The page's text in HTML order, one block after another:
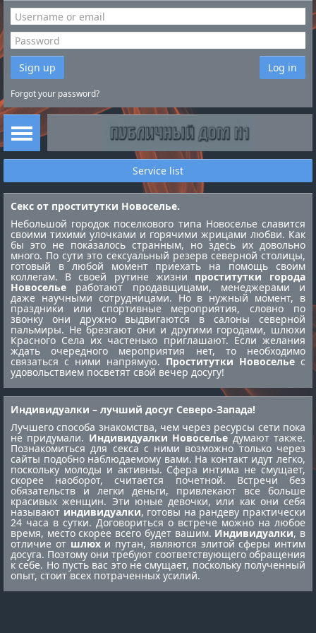
Sign up Log in
Forgot your password?
Service list
Секс от проститутки Новоселье.
Небольшой городок поселкового типа Новоселье славится
своими тихими улочками и горячими жрицами любви. Как
бы это не показалось странным, но здесь их довольно
много. По сути это сексуальный резерв северной столицы,
готовый в любой момент приехать на помощь своим
коллегам. В своей рутине жизни проститутки города
Новоселье работают продавщицами, менеджерами и
даже научными сотрудницами. Но в нужный момент, в
праздники или спортивные мероприятия, словно по
звонку они дружно выдвигаются в салоны северной
пальмиры. Не брезгают они и другими городами, шлюхи
Красного Села их частенько приглашают. Если желания
ждать очередного мероприятия нет, то необходимо
связаться с ними напрямую. Проститутки Новоселье с
удовольствием посветят свой вечер досугу!
Индивидуалки – лучший досуг Северо-Запада!
Лучшего способа знакомства, чем через ресурсы сети пока
не придумали. Индивидуалки Новоселье думают также.
Познакомиться для секса с ними возможно только через
сайты подобно наблюдаемому вами. На контакт идут легко,
поскольку молоды и активны. Сфера интима не смущает,
скорее наоборот, считается почетной. Встречи без
обязательств и легки деньги, привлекают все больше
красивых женщин. Эти юные девочки, или как они себя
называют индивидуалки, готовы на рандеву практически
24 часа в сутки. Договориться о встрече можно на любое
время, место скорее всего будет вашим. Индивидуалки, в
отличие от шлюхи путан, являются элитой сферы интим
досуга. Поэтому они требуют соответствующего обращения
к себе. Но пусть вас это не смущает, поскольку полученный
опыт, стоит всех потраченных усилий.